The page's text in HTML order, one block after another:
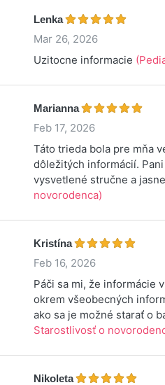
Lenka
Mar 26, 2026
Uzitocne informacie
Marianna
Feb 17, 2026
Táto trieda bola pre mňa
dôležitých informácií.
vysvetlené stručne a
novorodenca)
Kristína
Feb 16, 2026
Páči sa mi, že informácie
okrem všeobecných
ako sa je možné starať o
Starostlivosť o
Nikoleta